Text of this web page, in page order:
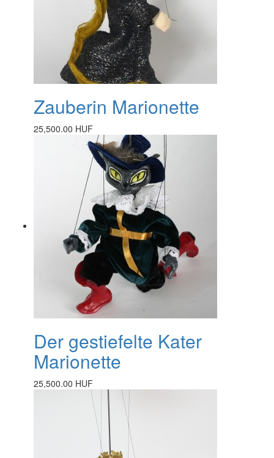
Zauberin Marionette
25,500.00 HUF
Der gestiefelte Kater
Marionette
25,500.00 HUF